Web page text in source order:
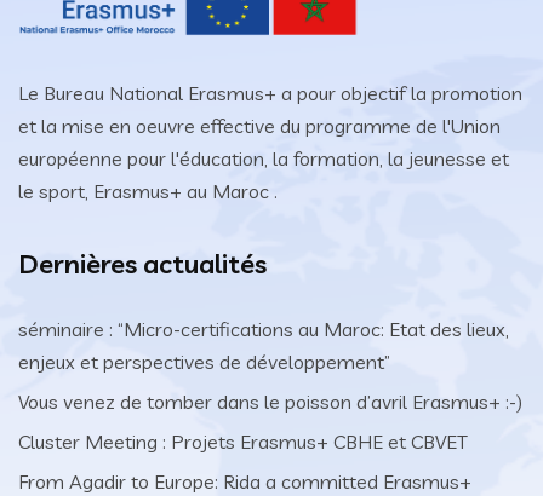
Le Bureau National Erasmus+ a pour objectif la promotion
et la mise en oeuvre effective du programme de l'Union
européenne pour l'éducation, la formation, la jeunesse et
le sport, Erasmus+ au Maroc .
Dernières actualités
séminaire : “Micro-certifications au Maroc: Etat des lieux,
enjeux et perspectives de développement”
Vous venez de tomber dans le poisson d’avril Erasmus+ :-)
Cluster Meeting : Projets Erasmus+ CBHE et CBVET
From Agadir to Europe: Rida a committed Erasmus+